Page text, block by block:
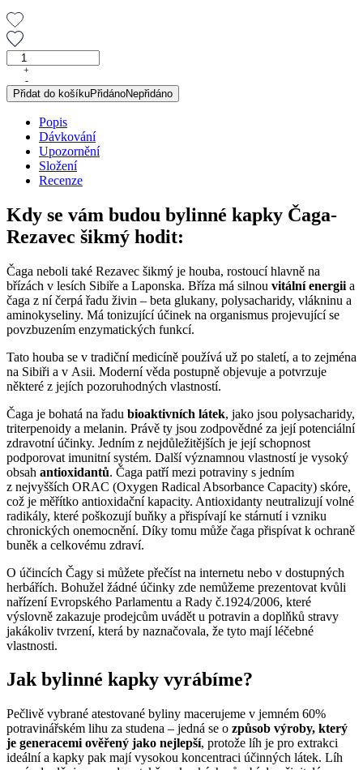
Čaga-
Rezavec
šikmý,
originální
bylinné
kapky,
množství
+
-
Přidat do košíkuPřidánoNepřidáno
Popis
Dávkování
Upozornění
Složení
Recenze
Kdy se vám budou bylinné kapky Čaga-
Rezavec šikmý hodit:
Čaga neboli také Rezavec šikmý je houba, rostoucí hlavně na
břízách v lesích Sibiře a Laponska. Bříza má silnou vitální energii a
čaga z ní čerpá řadu živin – beta glukany, polysacharidy, vlákninu a
aminokyseliny. Má tonizující účinek na organismus projevující se
povzbuzením enzymatických funkcí.
Tato houba se v tradiční medicíně používá už po staletí, a to zejména
na Sibiři a v Asii. Moderní věda postupně objevuje a potvrzuje
některé z jejích pozoruhodných vlastností.
Čaga je bohatá na řadu bioaktivních látek, jako jsou polysacharidy,
triterpenoidy a melanin. Právě ty jsou zodpovědné za její potenciální
zdravotní účinky. Jedním z nejdůležitějších je její schopnost
podporovat imunitní systém. Další významnou vlastností je vysoký
obsah antioxidantů. Čaga patří mezi potraviny s jedním
z nejvyšších ORAC (Oxygen Radical Absorbance Capacity) skóre,
což je měřítko antioxidační kapacity. Antioxidanty neutralizují volné
radikály, které poškozují buňky a přispívají ke stárnutí i vzniku
chronických onemocnění. Díky tomu může čaga přispívat k ochraně
buněk a celkovému zdraví.
O účincích Čagy si můžete přečíst na internetu nebo v dostupných
herbářích. Bohužel žádné účinky zde nemůžeme prezentovat kvůli
nařízení Evropského Parlamentu a Rady č.1924/2006, které
výslovně zakazuje prodejcům uvádět u potravin a doplňků stravy
jakákoliv tvrzení, která by naznačovala, že tyto mají léčebné
vlastnosti.
Jak bylinné kapky vyrábíme?
Pečlivě vybrané atestované byliny macerujeme v jemném 60%
potravinářském lihu za studena – jedná se o způsob výroby, který
je generacemi ověřený jako nejlepší, protože líh je pro extrakci
ideální a kapky pak mají vysokou koncentraci účinných látek. Líh